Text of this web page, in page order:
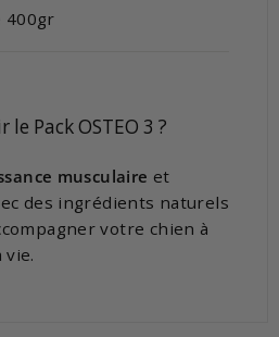
400gr
Pack OSTEO 3 ?
musculaire et
des ingrédients naturels
votre chien à
vie.